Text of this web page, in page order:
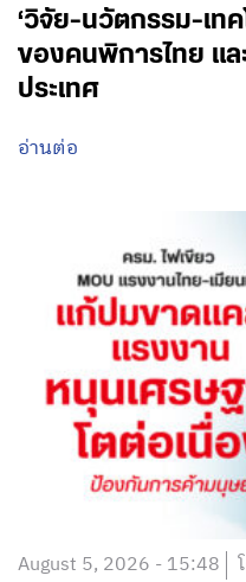
‘วิจัย-นวัตกรรม-เทค
ของคนพิการไทย แล
ประเทศ
อ่านต่อ
August 5, 2026 - 15:48